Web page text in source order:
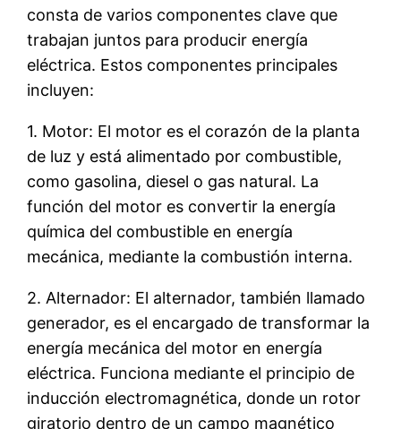
consta de varios componentes clave que
trabajan juntos para producir energía
eléctrica. Estos componentes principales
incluyen:
1. Motor: El motor es el corazón de la planta
de luz y está alimentado por combustible,
como gasolina, diesel o gas natural. La
función del motor es convertir la energía
química del combustible en energía
mecánica, mediante la combustión interna.
2. Alternador: El alternador, también llamado
generador, es el encargado de transformar la
energía mecánica del motor en energía
eléctrica. Funciona mediante el principio de
inducción electromagnética, donde un rotor
giratorio dentro de un campo magnético